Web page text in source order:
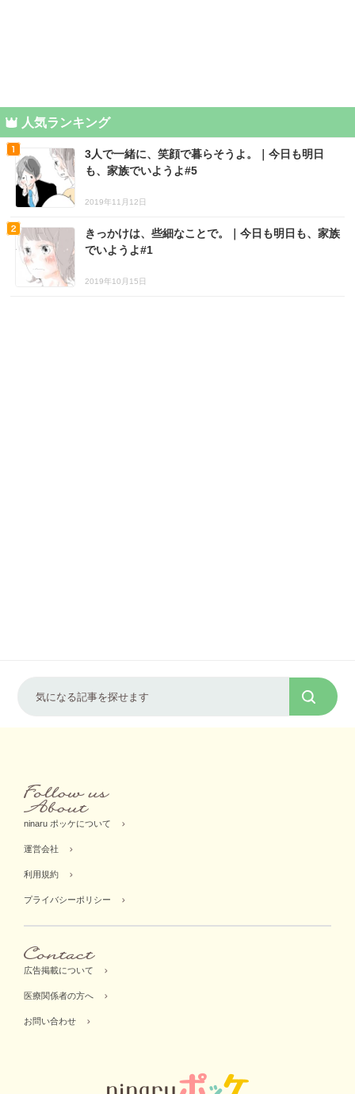
人気ランキング
3人で一緒に、笑顔で暮らそうよ。｜今日も明日
も、家族でいようよ#5
2019年11月12日
きっかけは、些細なことで。｜今日も明日も、家族
でいようよ#1
2019年10月15日
ninaru ポッケについて
運営会社
利用規約
プライバシーポリシー
広告掲載について
医療関係者の方へ
お問い合わせ